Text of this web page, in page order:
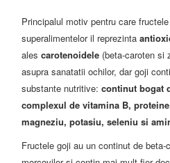
Principalul motiv pentru care
superalimentelor il reprezinta
ales carotenoidele (beta-caroten si
asupra sanatatii ochilor, dar goji
substante nutritive: continut bogat
complexul de vitamina B,
magneziu, potasiu, seleniu si
Fructele goji au un continut de